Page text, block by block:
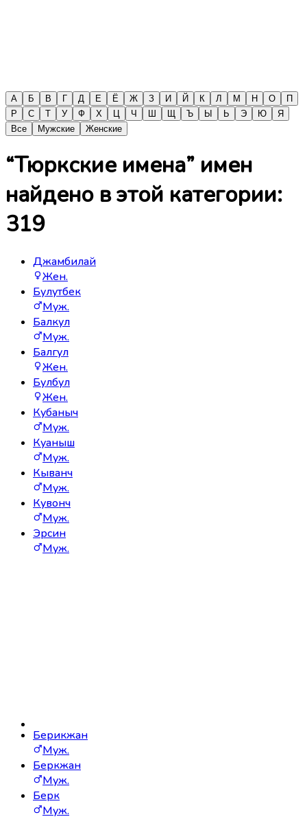
А Б В Г Д Е Ё Ж З И Й К Л М Н О
П
Р
С Т У Ф Х Ч Ъ Ы Ь Э Ю
Я
Все
Мужские Женские
“Тюркские имена” имен
найдено в этой категории:
319
Джамбилай
Жен.
Булутбек
Муж.
Балкул
Муж.
Балгул
Жен.
Булбул
Жен.
Кубаныч
Муж.
Куаныш
Муж.
Кыванч
Муж.
Кувонч
Муж.
Эрсин
Муж.
Берикжан
Муж.
Беркжан
Муж.
Берк
Муж.